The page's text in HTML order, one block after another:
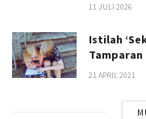
11 JULI 2026
Istilah
21 APRIL 2021